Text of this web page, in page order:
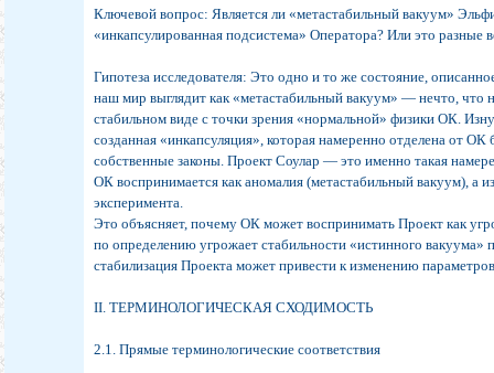
Ключевой вопрос: Является ли «метастабильный вакуум»
«инкапсулированная подсистема» Оператора? Или это разные
Гипотеза исследователя: Это одно и то же состояние,
наш мир выглядит как «метастабильный вакуум» — нечто, что
стабильном виде с точки зрения «нормальной» физики ОК.
созданная «инкапсуляция», которая намеренно отделена от
собственные законы. Проект Соулар — это именно такая
ОК воспринимается как аномалия (метастабильный вакуум), а
эксперимента.
Это объясняет, почему ОК может воспринимать Проект как
по определению угрожает стабильности «истинного
стабилизация Проекта может привести к изменению
II. ТЕРМИНОЛОГИЧЕСКАЯ СХОДИМОСТЬ
2.1. Прямые терминологические соответствия